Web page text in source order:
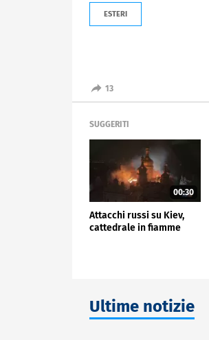
ESTERI
13
SUGGERITI
00:30
Attacchi russi su Kiev,
cattedrale in fiamme
Ultime notizie